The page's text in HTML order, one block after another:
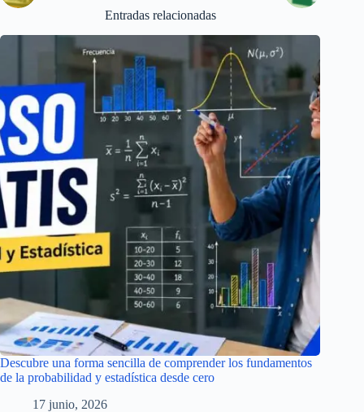
Entradas relacionadas
Descubre una forma sencilla de comprender los fundamentos
de la probabilidad y estadística desde cero
17 junio, 2026